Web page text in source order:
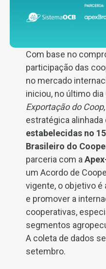
Com base no
participação das
no mercado
iniciou, no último dia
Exportação do Coop
estratégica alinhada
estabelecidas no
Brasileiro do
parceria com a
um Acordo de
vigente, o objetivo
e promover a
cooperativas,
segmentos
A coleta de dados
setembro.